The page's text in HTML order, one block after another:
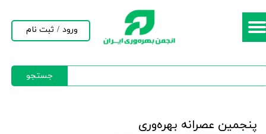
جستجو
ورود / ثبت نام
حساب کاربری من
پنجمین عصرانه بهره‌وری